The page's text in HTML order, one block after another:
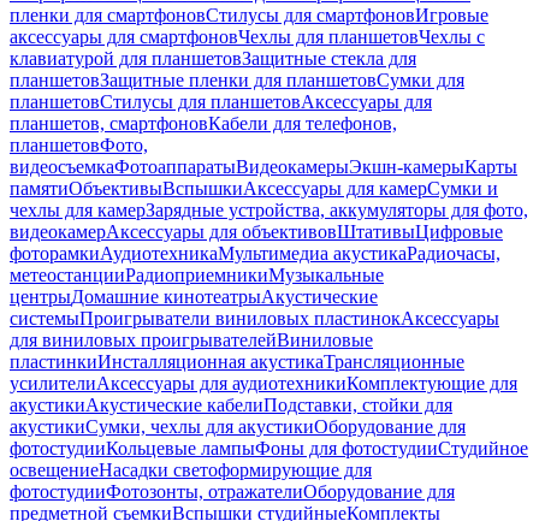
пленки для смартфоновСтилусы для смартфоновИгровые
аксессуары для смартфоновЧехлы для планшетовЧехлы с
клавиатурой для планшетовЗащитные стекла для
планшетовЗащитные пленки для планшетовСумки для
планшетовСтилусы для планшетовАксессуары для
планшетов, смартфоновКабели для телефонов,
планшетовФото,
видеосъемкаФотоаппаратыВидеокамерыЭкшн-камерыКарты
памятиОбъективыВспышкиАксессуары для камерСумки и
чехлы для камерЗарядные устройства, аккумуляторы для фото,
видеокамерАксессуары для объективовШтативыЦифровые
фоторамкиАудиотехникаМультимедиа акустикаРадиочасы,
метеостанцииРадиоприемникиМузыкальные
центрыДомашние кинотеатрыАкустические
системыПроигрыватели виниловых пластинокАксессуары
для виниловых проигрывателейВиниловые
пластинкиИнсталляционная акустикаТрансляционные
усилителиАксессуары для аудиотехникиКомплектующие для
акустикиАкустические кабелиПодставки, стойки для
акустикиСумки, чехлы для акустикиОборудование для
фотостудииКольцевые лампыФоны для фотостудииСтудийное
освещениеНасадки светоформирующие для
фотостудииФотозонты, отражателиОборудование для
предметной съемкиВспышки студийныеКомплекты